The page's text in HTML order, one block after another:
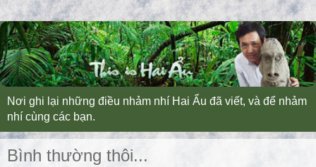
Nơi ghi lại những điều nhảm nhí Hai Ẩu đã viết, và để nhảm
nhí cùng các bạn.
Bình thường thôi...